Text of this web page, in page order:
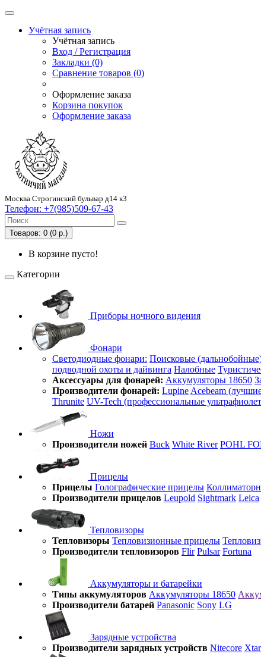
Учётная запись
Учётная запись
Вход / Регистрация
Закладки (0)
Сравнение товаров (0)
Оформление заказа
Корзина покупок
Оформление заказа
Москва Строгинский бульвар д14 к3
Телефон: +7(985)509-67-43
Товаров: 0 (0 р.)
В корзине пусто!
Категории
Приборы ночного видения
Фонари
Светодиодные фонари: Поисковые
подводной охоты и дайвинга Налобные
Аксессуары для фонарей: Аккумуляторы 18650
Производители фонарей: Lupine Acebeam
Thrunite UV-Tech (профессиональные
Ножи
Производители ножей Buck White River POHL
Прицелы
Прицелы Голографические прицелы
Производители прицелов Leupold Sightmark Leica
Тепловизоры
Тепловизоры Тепловизионные прицелы
Производители тепловизоров Flir Pulsar Fortuna
Аккумуляторы и батарейки
Типы аккумуляторов Аккумуляторы 18650
Производители батарей Panasonic Sony LG
Зарядные устройства
Производители зарядных устройств Nitecore Xtar